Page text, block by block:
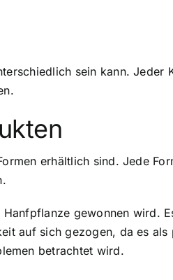
sein kann. Jeder
erhältlich sind. Jede
gewonnen wird.
auf sich gezogen, da es
betrachtet wird.